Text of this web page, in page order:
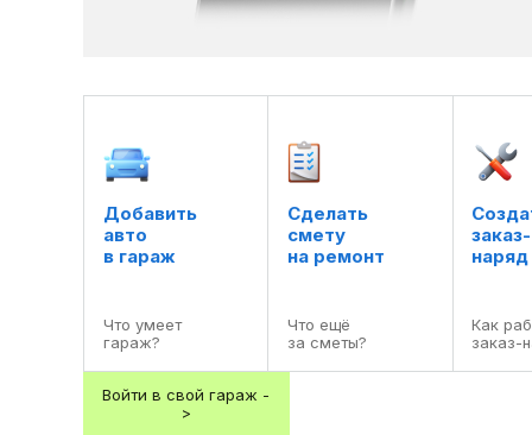
Добавить
авто
в гараж
Что умеет
гараж?
Сделать
смету
на ремонт
Что ещё
за сметы?
заказ-
наряд
Как
заказ-
Войти в свой гараж -
>